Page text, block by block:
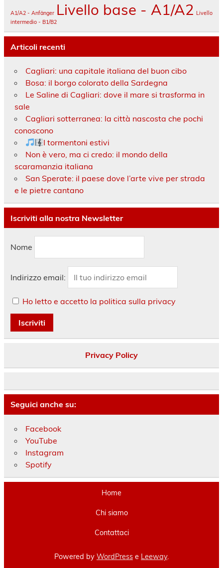
A1/A2 - Anfänger Livello base - A1/A2 Livello
intermedio - B1/B2
Articoli recenti
Cagliari: una capitale italiana del buon cibo
Bosa: il borgo colorato della Sardegna
Le Saline di Cagliari: dove il mare si trasforma in
sale
Cagliari sotterranea: la città nascosta che pochi
conoscono
I tormentoni estivi
Non è vero, ma ci credo: il mondo della
scaramanzia italiana
San Sperate: il paese dove l’arte vive per strada
e le pietre cantano
Iscriviti alla nostra Newsletter
Nome
Indirizzo email:
Ho letto e accetto la politica sulla privacy
Privacy Policy
Seguici anche su:
Facebook
YouTube
Instagram
Spotify
Home
Chi siamo
Contattaci
Powered by WordPress e Leeway.